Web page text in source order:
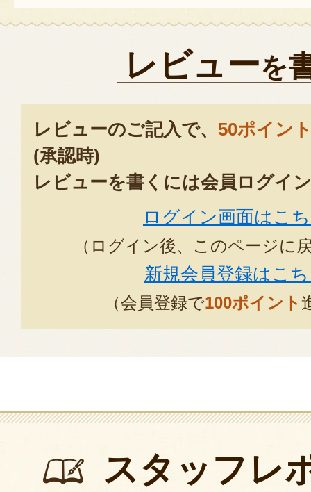
レビューを
レビューのご記入で、 50ポイン
(承認時)
レビューを書くには会員ログイ
ログイン画面はこ
（ログイン後、このページに
新規会員登録はこ
（会員登録で100ポイント
スタッフレ